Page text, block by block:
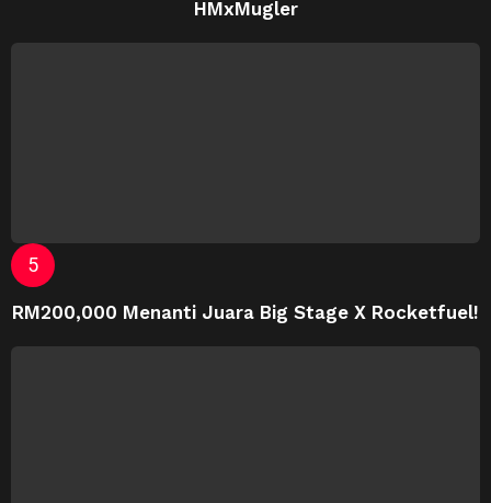
HMxMugler
RM200,000 Menanti Juara Big Stage X Rocketfuel!